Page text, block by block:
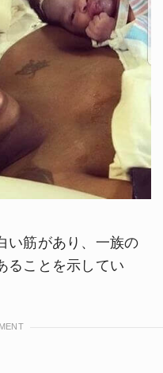
い筋があり、一族の
ることを示してい